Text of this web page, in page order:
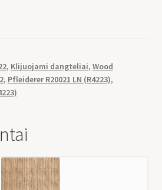
, Klijuojami dangteliai, Wood
, Pfleiderer R20021 LN (R4223),